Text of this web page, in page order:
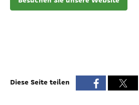
Diese Seite teilen